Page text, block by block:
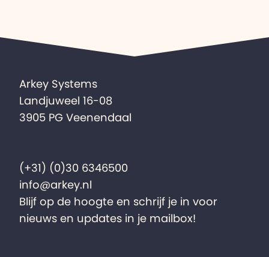
Arkey Systems
Landjuweel 16-08
3905 PG Veenendaal
(+31) (0)30 6346500
info@arkey.nl
Blijf op de hoogte en schrijf je in voor
nieuws en updates in je mailbox!